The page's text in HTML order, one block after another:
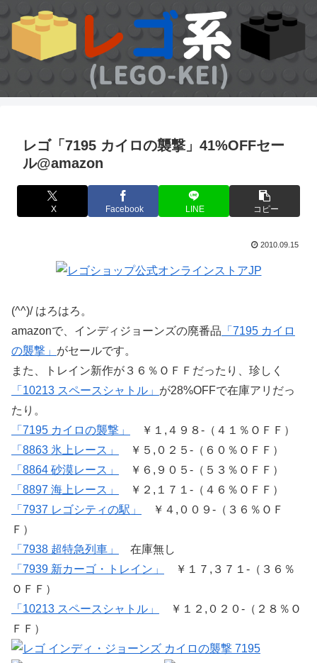
レゴ「7195 カイロの襲撃」41%OFFセー
ル@amazon
X Facebook LINE コピー
2010.09.15
(^^)/ はろはろ。
amazonで、インディジョーンズの廃番品 「7195 カイロ
の襲撃」 がセールです。
また、トレイン新作が３６％ＯＦＦだったり、珍しく
「10213 スペースシャトル」 が28%OFFで在庫アリだっ
たり。
「7195 カイロの襲撃」
￥１,４９８-（４１％ＯＦＦ）
「8863 氷上レース」
￥５,０２５-（６０％ＯＦＦ）
「8864 砂漠レース」
￥６,９０５-（５３％ＯＦＦ）
「8897 海上レース」
￥２,１７１-（４６％ＯＦＦ）
「7937 レゴシティの駅」
￥４,００９-（３６％ＯＦ
Ｆ）
「7938 超特急列車」
在庫無し
「7939 新カーゴ・トレイン」
￥１７,３７１-（３６％
ＯＦＦ）
「10213 スペースシャトル」
￥１２,０２０-（２８％Ｏ
ＦＦ）